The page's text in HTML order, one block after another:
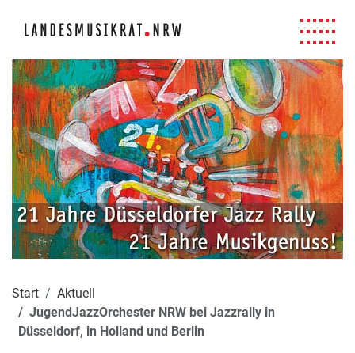
Start
Aktuell
JugendJazzOrchester NRW bei Jazzrally in
Düsseldorf, in Holland und Berlin